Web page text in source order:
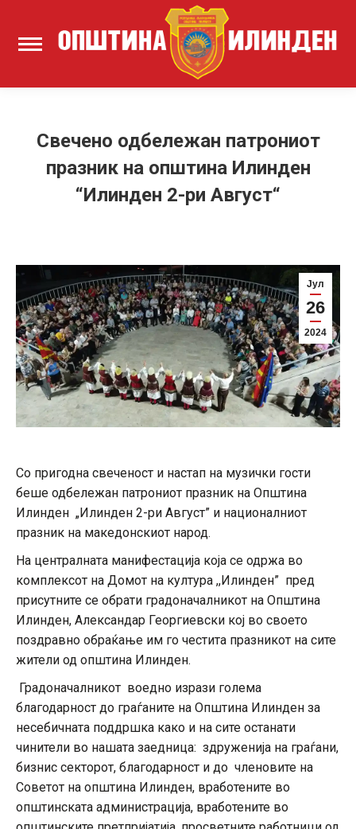
Свечено одбележан патрониот
празник на општина Илинден
“Илинден 2-ри Август“
Јул
26
2024
Со пригодна свеченост и настап на музички гости
беше одбележан патрониот празник на Општина
Илинден „Илинден 2-ри Август” и националниот
празник на македонскиот народ.
На централната манифестација која се одржа во
комплексот на Домот на култура ,,Илинден” пред
присутните се обрати градоначалникот на Општина
Илинден, Александар Георгиевски кој во своето
поздравно обраќање им го честита празникот на сите
жители од општина Илинден.
Градоначалникот воедно изрази голема
благодарност до граѓаните на Општина Илинден за
несебичната поддршка како и на сите останати
чинители во нашата заедница: здруженија на граѓани,
бизнис секторот, благодарност и до членовите на
Советот на општина Илинден, вработените во
општинската администрација, вработените во